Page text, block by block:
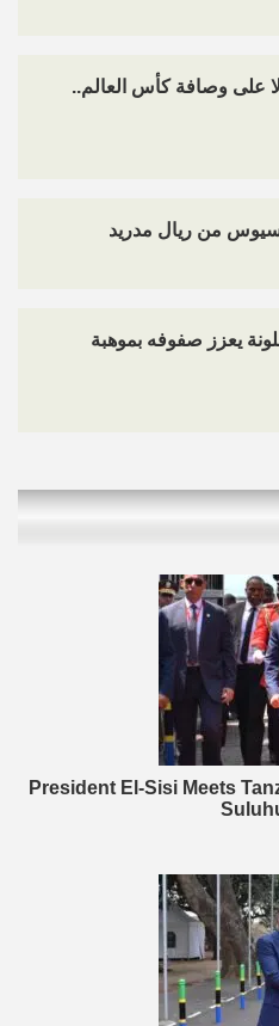
على وصافة كأس العالم..
من ريال مدريد
يعزز صفوفه بموهبة
President El-Sisi Meets